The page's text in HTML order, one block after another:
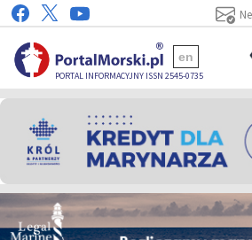
PORTAL INFORMACYJNY ISSN 2545-0735
en